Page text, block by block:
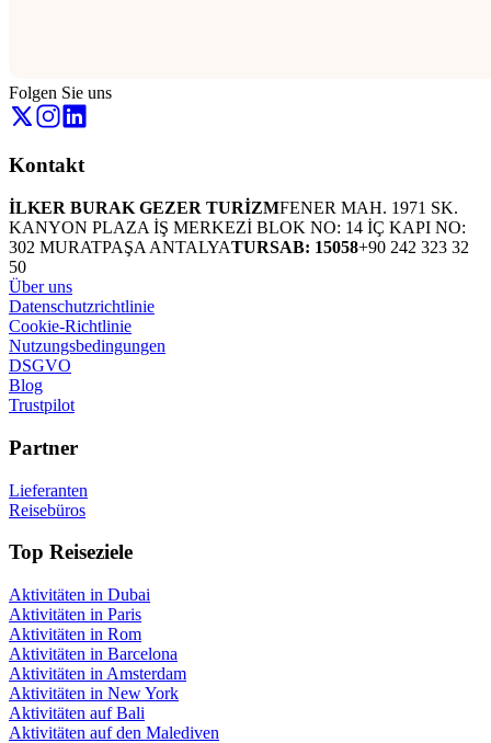
Folgen Sie uns
Kontakt
İLKER BURAK GEZER TURİZMFENER MAH. 1971 SK.
KANYON PLAZA İŞ MERKEZİ BLOK NO: 14 İÇ KAPI NO:
302 MURATPAŞA ANTALYATURSAB: 15058+90 242 323 32
50
Über uns
Datenschutzrichtlinie
Cookie-Richtlinie
Nutzungsbedingungen
DSGVO
Blog
Trustpilot
Partner
Lieferanten
Reisebüros
Top Reiseziele
Aktivitäten in Dubai
Aktivitäten in Paris
Aktivitäten in Rom
Aktivitäten in Barcelona
Aktivitäten in Amsterdam
Aktivitäten in New York
Aktivitäten auf Bali
Aktivitäten auf den Malediven